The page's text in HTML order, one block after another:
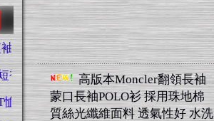
💚...4846
袖💚 ...7566
恤💚...5938
高版本Moncler翻領長袖
蒙口長袖POLO衫 採用珠地棉
質絲光纖維面料 透氣性好 水洗